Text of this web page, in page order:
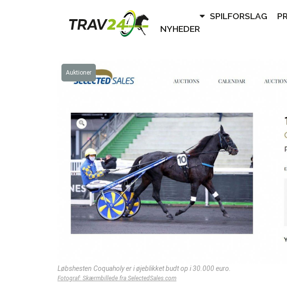
Auktioner
Løbshesten Coquaholy er i øjeblikket budt op i 30.000 euro.
Fotograf: Skærmbillede fra SelectedSales.com
NYHEDER
SPILFORSLAG